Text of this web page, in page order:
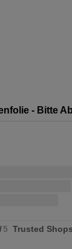
- Bitte
/5 Trusted Shops